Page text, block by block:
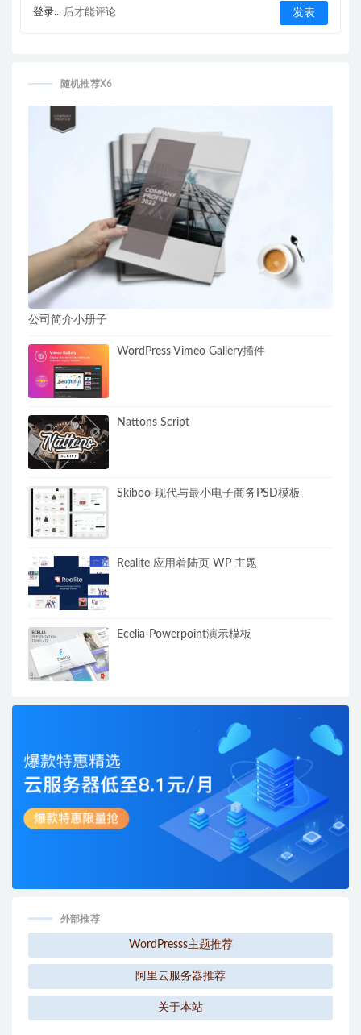
登录... 后才能评论
随机推荐X6
公司简介小册子
WordPress Vimeo Gallery插件
Nattons Script
Skiboo-现代与最小电子商务PSD模板
Realite 应用着陆页 WP 主题
Ecelia-Powerpoint演示模板
外部推荐
WordPresss主题推荐
阿里云服务器推荐
关于本站